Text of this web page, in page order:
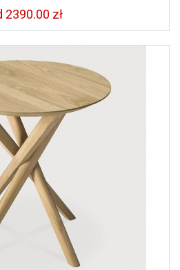
2390.00 zł